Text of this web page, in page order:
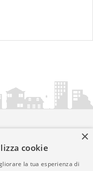
diartemedia.it
×
cookie
la tua esperienza di